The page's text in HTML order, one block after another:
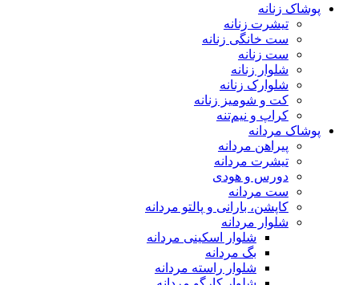
پوشاک زنانه
تیشرت زنانه
ست خانگی زنانه
ست زنانه
شلوار زنانه
شلوارک زنانه
کت و شومیز زنانه
کراپ و نیم‌تنه
پوشاک مردانه
پیراهن مردانه
تیشرت مردانه
دورس و هودی
ست مردانه
کاپشن، بارانی و پالتو مردانه
شلوار مردانه
شلوار اسکینی مردانه
بگ مردانه
شلوار راسته مردانه